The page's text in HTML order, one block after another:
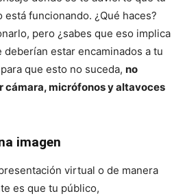
está funcionando. ¿Qué haces?
pero ¿sabes que eso implica
estar encaminados a tu
que esto no suceda, no
cámara, micrófonos y altavoces
imagen
virtual o de manera
es que tu público,